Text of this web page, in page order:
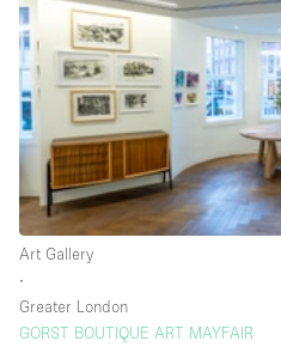
Photo / Filming Studio
Restaurant / Bar / Cafe
Rooftop
Salon
Shop Share
Stall / Market Stall
Unique Space
Art Gallery
∙
Greater London
GORST BOUTIQUE ART MAYFAIR